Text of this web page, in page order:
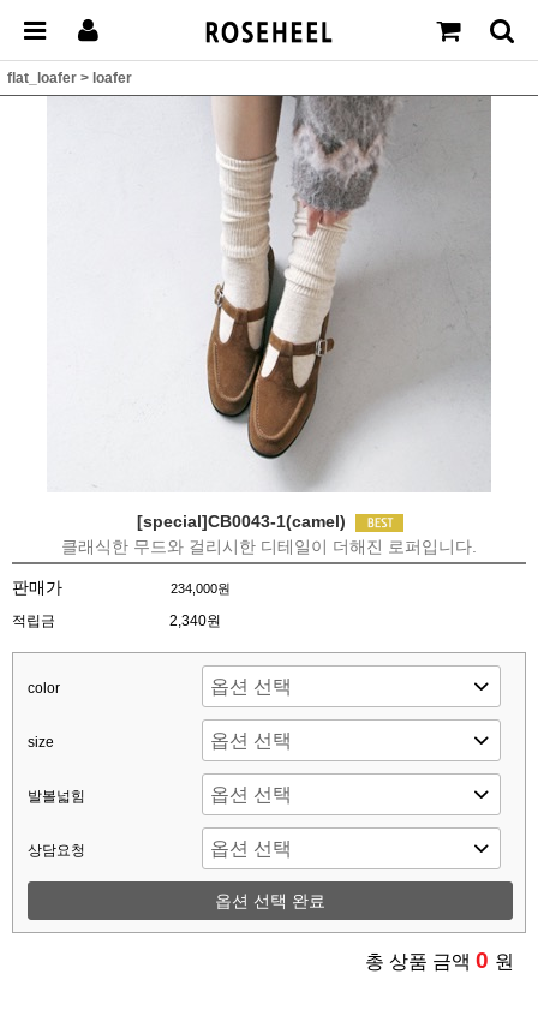
flat_loafer > loafer
[special]CB0043-1(camel)
클래식한 무드와 걸리시한 디테일이 더해진 로퍼입니다.
판매가 234,000원
적립금 2,340원
color
size
발볼넓힘
상담요청
옵션 선택 완료
총 상품 금액 0 원